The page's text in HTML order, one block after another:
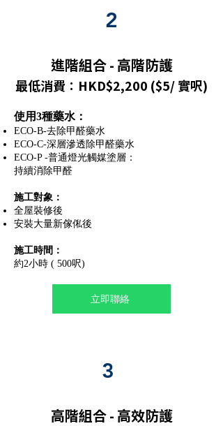
2
進階組合 - 高階防護
最低消費：HKD$2,200 ($5/ 實呎)
使用3種藥水：
ECO-B-去除甲醛藥水
ECO-C-深層滲透除甲醛藥水
ECO-P -普通燈光觸媒塗層：
持續消除甲醛
施工對象：
全屋裝修後
安裝大量新傢俬後
施工時間：
約2小時 ( 500呎)
立即聯絡
3
高階組合 - 高效防護